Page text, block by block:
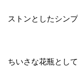
ストンとしたシン
ちいさな花瓶とし